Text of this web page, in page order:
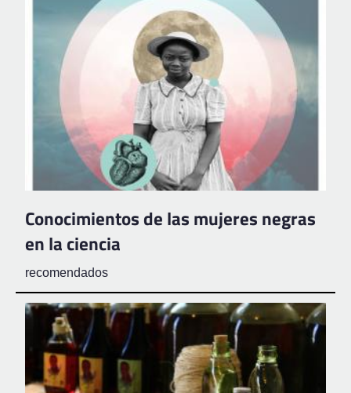
Conocimientos de las mujeres negras
en la ciencia
recomendados